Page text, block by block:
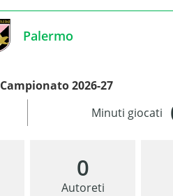
Palermo
Campionato 2026-27
Minuti giocati
0
Autoreti